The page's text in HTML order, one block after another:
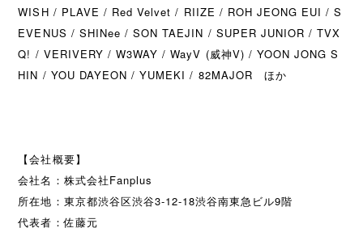
WISH / PLAVE / Red Velvet / RIIZE / ROH JEONG EUI / S
EVENUS / SHINee / SON TAEJIN / SUPER JUNIOR / TVX
Q! / VERIVERY / W3WAY / WayV (威神V) / YOON JONG S
HIN / YOU DAYEON / YUMEKI / 82MAJOR ほか
【会社概要】
会社名：株式会社Fanplus
所在地：東京都渋谷区渋谷3-12-18渋谷南東急ビル9階
代表者：佐藤元